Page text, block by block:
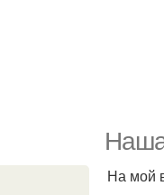
На мой